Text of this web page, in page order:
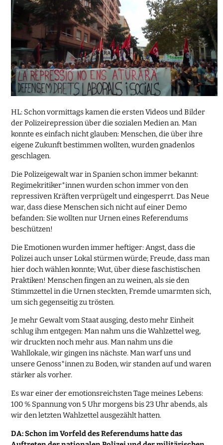
HL: Schon vormittags kamen die ersten Videos und Bilder
der Polizeirepression über die sozialen Medien an. Man
konnte es einfach nicht glauben: Menschen, die über ihre
eigene Zukunft bestimmen wollten, wurden gnadenlos
geschlagen.
Die Polizeigewalt war in Spanien schon immer bekannt:
Regimekritiker*innen wurden schon immer von den
repressiven Kräften verprügelt und eingesperrt. Das Neue
war, dass diese Menschen sich nicht auf einer Demo
befanden: Sie wollten nur Urnen eines Referendums
beschützen!
Die Emotionen wurden immer heftiger: Angst, dass die
Polizei auch unser Lokal stürmen würde; Freude, dass man
hier doch wählen konnte; Wut, über diese faschistischen
Praktiken! Menschen fingen an zu weinen, als sie den
Stimmzettel in die Urnen steckten, Fremde umarmten sich,
um sich gegenseitig zu trösten.
Je mehr Gewalt vom Staat ausging, desto mehr Einheit
schlug ihm entgegen: Man nahm uns die Wahlzettel weg,
wir druckten noch mehr aus. Man nahm uns die
Wahllokale, wir gingen ins nächste. Man warf uns und
unsere Genoss*innen zu Boden, wir standen auf und waren
stärker als vorher.
Es war einer der emotionsreichsten Tage meines Lebens:
100 % Spannung von 5 Uhr morgens bis 23 Uhr abends, als
wir den letzten Wahlzettel ausgezählt hatten.
DA: Schon im Vorfeld des Referendums hatte das